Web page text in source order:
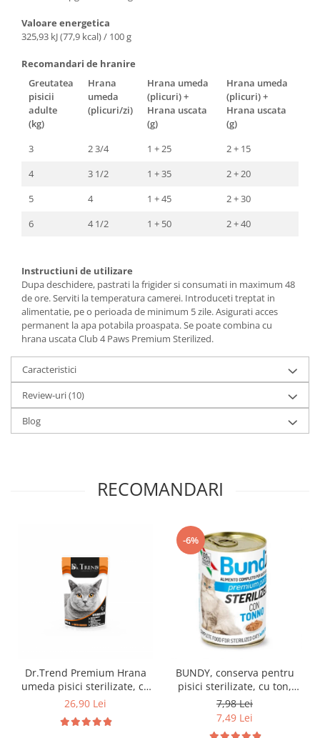
Valoare energetica
325,93 kJ (77,9 kcal) / 100 g
Recomandari de hranire
Greutatea
pisicii
adulte
(kg)
Hrana
umeda
(plicuri/zi)
Hrana umeda
(plicuri) +
Hrana uscata
(g)
Hrana umeda
(plicuri) +
Hrana uscata
(g)
3
2 3/4 1 + 25
2 + 15
4
3 1/2 1 + 35
2 + 20
5
4 1 + 45
2 + 30
6
4 1/2 1 + 50 2 + 40
Instructiuni de utilizare
Dupa deschidere, pastrati la frigider si consumati in maximum 48
de ore. Serviti la temperatura camerei. Introduceti treptat in
alimentatie, pe o perioada de minimum 5 zile. Asigurati acces
permanent la apa potabila proaspata. Se poate combina cu
hrana uscata Club 4 Paws Premium Sterilized.
Caracteristici
Review-uri(10)
Blog
RECOMANDARI
Dr.Trend Premium Hrana
umeda pisici sterilizate, cu
pui, 12x85g
26,90 Lei
-6%
BUNDY, conserva pentru
pisici sterilizate, cu ton,
400g
7,98 Lei
7,49 Lei